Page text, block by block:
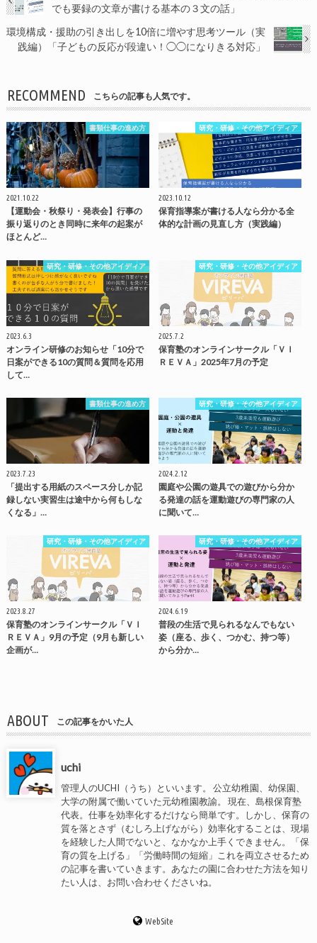
でも要録の文章が書ける基本の３文の話」
環境構成・援助の引き出しを10倍に増やす思考ツール（実
践編）「子どもの反応が段違い！◯◯になりきる対応」
RECOMMEND こちらの記事も人気です。
書類仕事の進め方
2021.10.22
【運動会・秋祭り・発表会】行事の
振り返りのとき同時に来年の起案が
ほとんど…
研究・研修・その他アイディア
2023.10.12
保育指導案が書ける人なら分かる全
体的な計画の見直し方（実践編）
研究・研修・その他アイディア
2023.6.3
オンライン研修のお知らせ「10分で
日案ができる10の質問＆質問を応用
して…
研究・研修・その他アイディア
2025.7.2
保育塾のオンラインサークル「ＶＩ
ＲＥＶＡ」2025年7月の予定
書類仕事の進め方
2023.7.23
「提出する用紙のスペース分しか記
録しない実習生は途中から何もしな
くなる」…
研究・研修・その他アイディア
2024.2.12
園庭や公園の遊具での遊びから分か
る発達の話を運動遊びの専門家の人
に聞いて…
研究・研修・その他アイディア
2023.8.27
保育塾のオンラインサークル「ＶＩ
ＲＥＶＡ」9月の予定（9月も新しい
企画が…
研究・研修・その他アイディア
2024.6.19
普段の生活で見られるなんでもない
姿（座る、歩く、つかむ、持つ等）
から分か…
ABOUT この記事をかいた人
uchi
管理人のUCHI（うち）といいます。 公立幼稚園、幼保園、
大学の附属で働いていた元幼稚園教諭。 現在、島根保育塾
代表。仕事を効率化するだけなら簡単です。しかし、保育の
質を落とさず（むしろ上げながら）効率化することは、現場
を経験した人間でないと、なかなか上手くできません。「保
育の質を上げる」「労働時間の短縮」これを両立させるため
の記事を書いていきます。あなたの園に合わせた方法を知り
たい人は、お問い合わせくださいね。
WebSite